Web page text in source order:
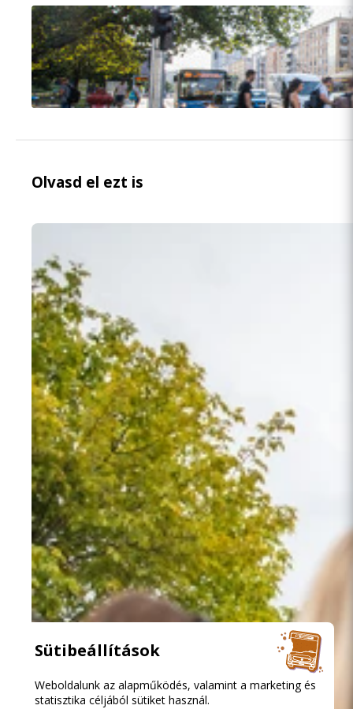
Olvasd el ezt is
Sütibeállítások
Weboldalunk az alapműködés, valamint a marketing és
statisztika céljából sütiket használ.